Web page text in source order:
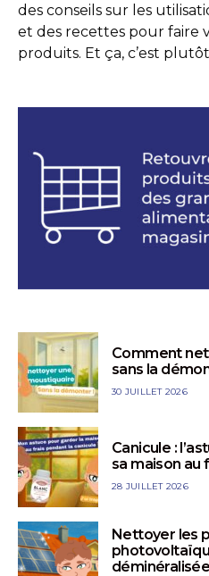
des conseils sur les
et des recettes pour faire
produits. Et ça, c’est
Comment
sans la
30 JUILLET 2026
Canicule :
sa maison au
28 JUILLET 2026
Nettoyer les
déminéralisée